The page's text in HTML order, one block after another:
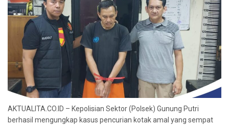
AKTUALITA.CO.ID – Kepolisian Sektor (Polsek) Gunung Putri
berhasil mengungkap kasus pencurian kotak amal yang sempat